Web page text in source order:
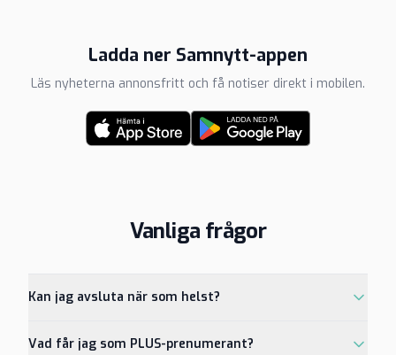
Ladda ner Samnytt-appen
Läs nyheterna annonsfritt och få notiser direkt i mobilen.
Vanliga frågor
Kan jag avsluta när som helst?
Vad får jag som PLUS-prenumerant?